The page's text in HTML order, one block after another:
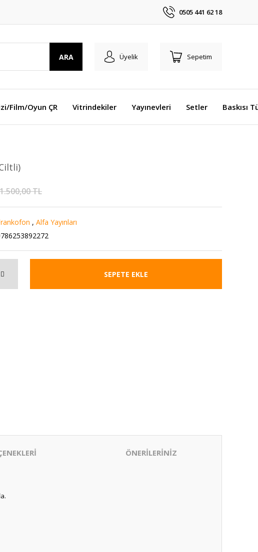
0505 441 62 18
ARA Üyelik Sepetim
Film/Oyun ÇR Vitrindekiler Yayınevleri Setler Baskısı
1.500,00 TL
, Alfa Yayınları
SEPETE EKLE
ÖNERİLERİNİZ